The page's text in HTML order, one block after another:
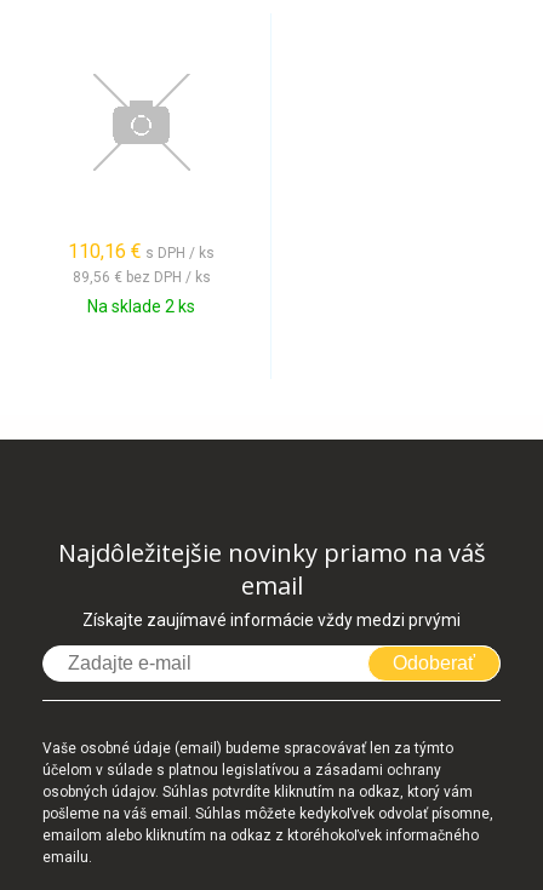
110,16 € s DPH / ks
89,56 € bez DPH / ks
Na sklade 2 ks
Najdôležitejšie novinky priamo na váš
email
Získajte zaujímavé informácie vždy medzi prvými
Odoberať
Vaše osobné údaje (email) budeme spracovávať len za týmto
účelom v súlade s platnou legislatívou a zásadami ochrany
osobných údajov. Súhlas potvrdíte kliknutím na odkaz, ktorý vám
pošleme na váš email. Súhlas môžete kedykoľvek odvolať písomne,
emailom alebo kliknutím na odkaz z ktoréhokoľvek informačného
emailu.